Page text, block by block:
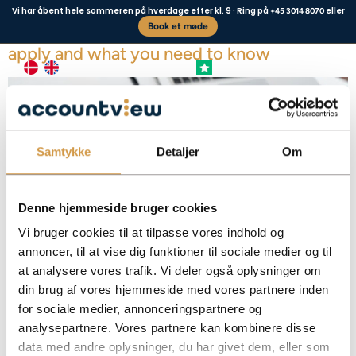
Samtykke Detaljer Om
Denne hjemmeside bruger cookies
Vi bruger cookies til at tilpasse vores indhold og
annoncer, til at vise dig funktioner til sociale medier og til
at analysere vores trafik. Vi deler også oplysninger om
din brug af vores hjemmeside med vores partnere inden
for sociale medier, annonceringspartnere og
analysepartnere. Vores partnere kan kombinere disse
data med andre oplysninger, du har givet dem, eller som
Vi har åbent hele sommeren på hverdage efter kl. 9 · Ring på +45 3014 8070eller
Book et møde
+4,8 FREMRAGENDE
Installment scheme with SKAT – how to
apply and what you need to know
Get an overview of the installment scheme with SKAT, conditions, application
and how your company can ease liquidity.
Facebook
Mastodon
EmailShare